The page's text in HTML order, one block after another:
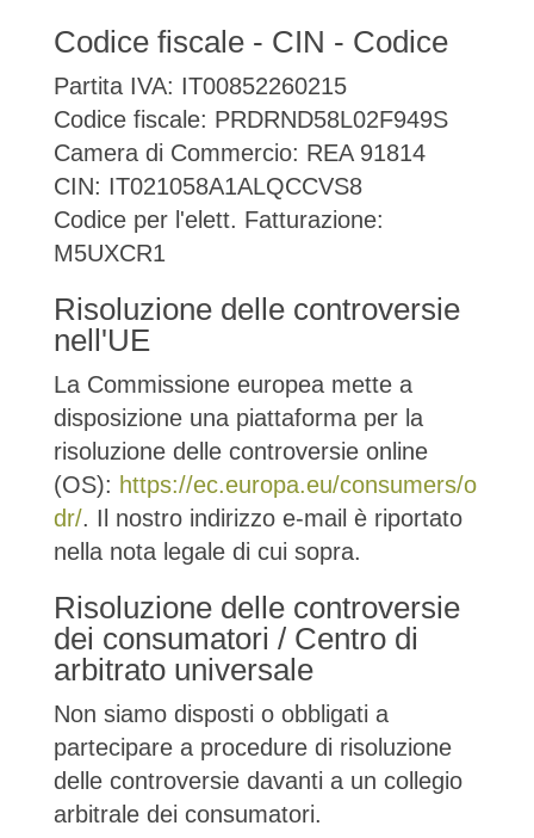
Codice fiscale - CIN - Codice
Partita IVA: IT00852260215
Codice fiscale: PRDRND58L02F949S
Camera di Commercio: REA 91814
CIN: IT021058A1ALQCCVS8
Codice per l'elett. Fatturazione:
M5UXCR1
Risoluzione delle controversie
nell'UE
La Commissione europea mette a
disposizione una piattaforma per la
risoluzione delle controversie online
(OS): https://ec.europa.eu/consumers/o
dr/. Il nostro indirizzo e-mail è riportato
nella nota legale di cui sopra.
Risoluzione delle controversie
dei consumatori / Centro di
arbitrato universale
Non siamo disposti o obbligati a
partecipare a procedure di risoluzione
delle controversie davanti a un collegio
arbitrale dei consumatori.